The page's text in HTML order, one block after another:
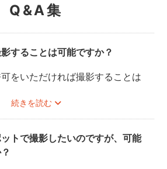
Q&A集
することは可能ですか？
続きを読む
をいただければ撮影することは
ザーご自身で必ず大学に撮影可否
願いいたします。
り方はこちら
トで撮影したいのですが、可能